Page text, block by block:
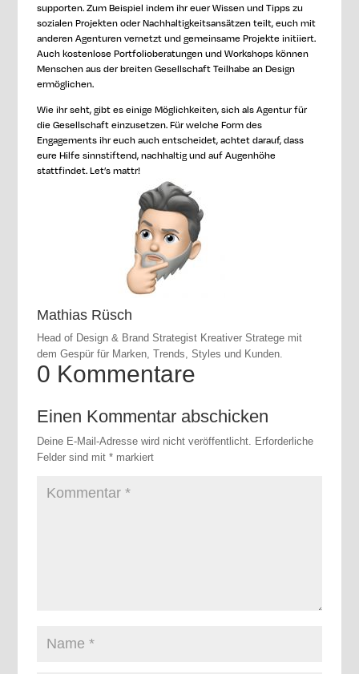
supporten. Zum Beispiel indem ihr euer Wissen und Tipps zu
sozialen Projekten oder Nachhaltigkeitsansätzen teilt, euch mit
anderen Agenturen vernetzt und gemeinsame Projekte initiiert.
Auch kostenlose Portfolioberatungen und Workshops können
Menschen aus der breiten Gesellschaft Teilhabe an Design
ermöglichen.
Wie ihr seht, gibt es einige Möglichkeiten, sich als Agentur für
die Gesellschaft einzusetzen. Für welche Form des
Engagements ihr euch auch entscheidet, achtet darauf, dass
eure Hilfe sinnstiftend, nachhaltig und auf Augenhöhe
stattfindet. Let’s mattr!
Mathias Rüsch
Head of Design & Brand Strategist Kreativer Stratege mit
dem Gespür für Marken, Trends, Styles und Kunden.
0 Kommentare
Einen Kommentar abschicken
Deine E-Mail-Adresse wird nicht veröffentlicht.
Erforderliche
Felder sind mit* markiert